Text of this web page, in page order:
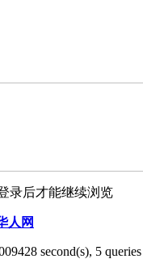
录后才能继续浏览
人网
second(s), 5